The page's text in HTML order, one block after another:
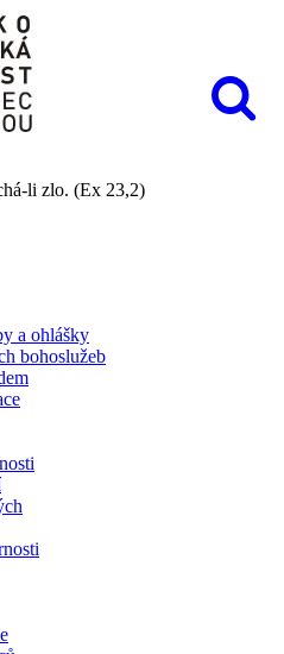
li zlo. (Ex 23,2)
a ohlášky
bohoslužeb